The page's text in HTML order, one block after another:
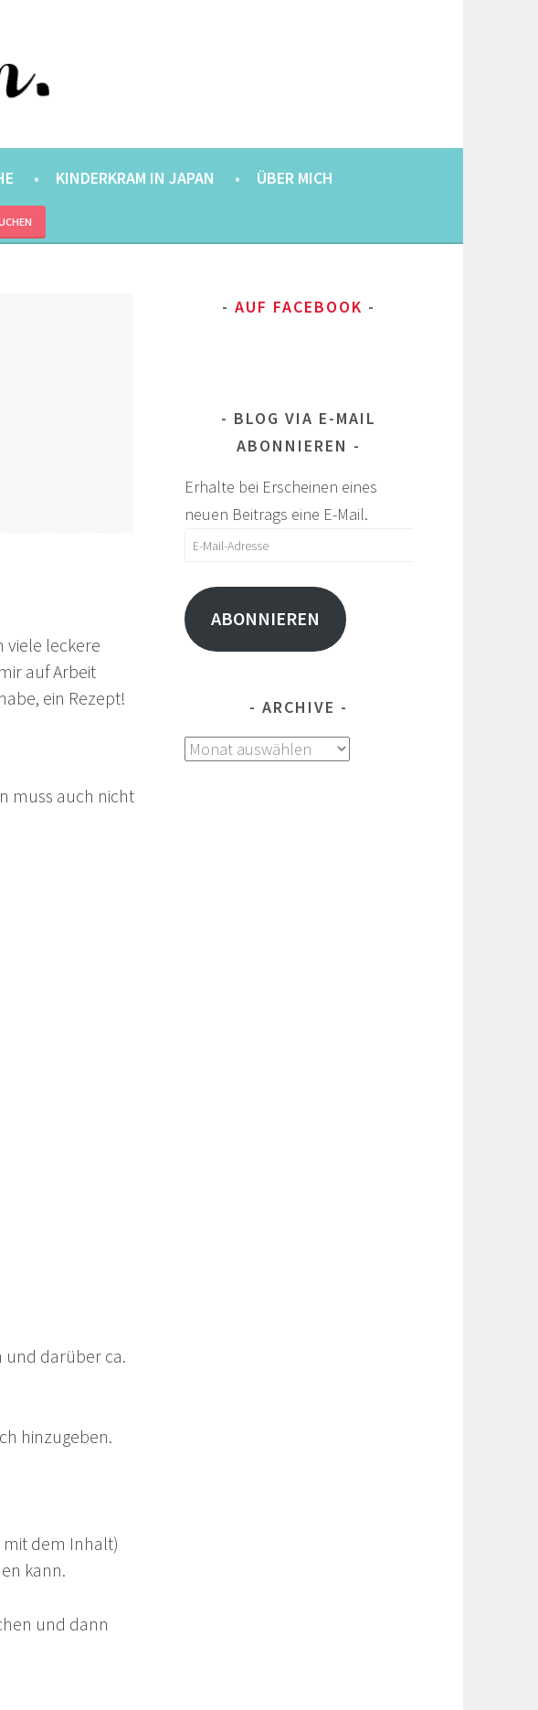
KINDERKRAM IN JAPAN
ÜBER MICH
viele leckere
auf Arbeit
ein Rezept!
muss auch nicht
und darüber ca.
hinzugeben.
mit dem Inhalt)
kann.
und dann
AUF FACEBOOK
BLOG VIA E-MAIL
ABONNIEREN
Erhalte bei Erscheinen eines
neuen Beitrags eine E-Mail.
E-
Adresse
ABONNIEREN
ARCHIVE
Archive